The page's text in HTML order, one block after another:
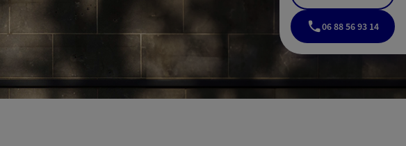
06 88 56 93 14